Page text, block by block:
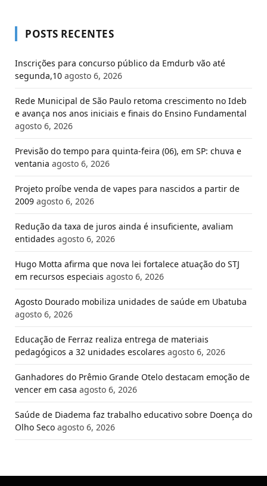
POSTS RECENTES
Inscrições para concurso público da Emdurb vão até
segunda,10 agosto 6, 2026
Rede Municipal de São Paulo retoma crescimento no Ideb
e avança nos anos iniciais e finais do Ensino Fundamental
agosto 6, 2026
Previsão do tempo para quinta-feira (06), em SP: chuva e
ventania agosto 6, 2026
Projeto proíbe venda de vapes para nascidos a partir de
2009 agosto 6, 2026
Redução da taxa de juros ainda é insuficiente, avaliam
entidades agosto 6, 2026
Hugo Motta afirma que nova lei fortalece atuação do STJ
em recursos especiais agosto 6, 2026
Agosto Dourado mobiliza unidades de saúde em Ubatuba
agosto 6, 2026
Educação de Ferraz realiza entrega de materiais
pedagógicos a 32 unidades escolares agosto 6, 2026
Ganhadores do Prêmio Grande Otelo destacam emoção de
vencer em casa agosto 6, 2026
Saúde de Diadema faz trabalho educativo sobre Doença do
Olho Seco agosto 6, 2026